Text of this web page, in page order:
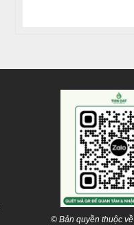
© Bản quyền thuộc về